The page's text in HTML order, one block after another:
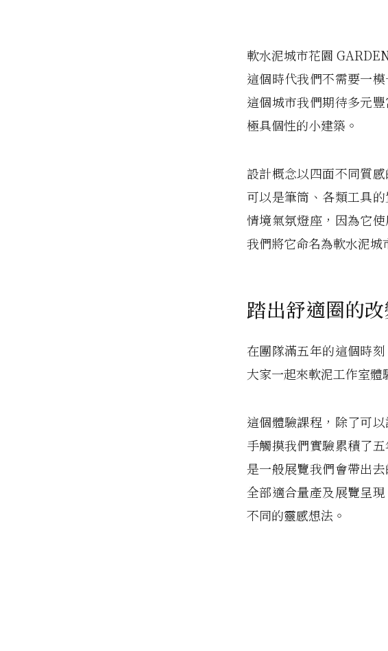
軟水泥城市花園
這個時代我們不需要一
這個城市我們期待多元
極具個性的小建築。
設計概念以四面不同質
可以是筆筒、各類工具
情境氣氛燈座，因為它
我們將它命名為軟水泥
踏出舒適圈的
在團隊滿五年的這個時
大家一起來軟泥工作室體
這個體驗課程，除了可
手觸摸我們實驗累積了
是一般展覽我們會帶出
全部適合量產及展覽呈
不同的靈感想法。